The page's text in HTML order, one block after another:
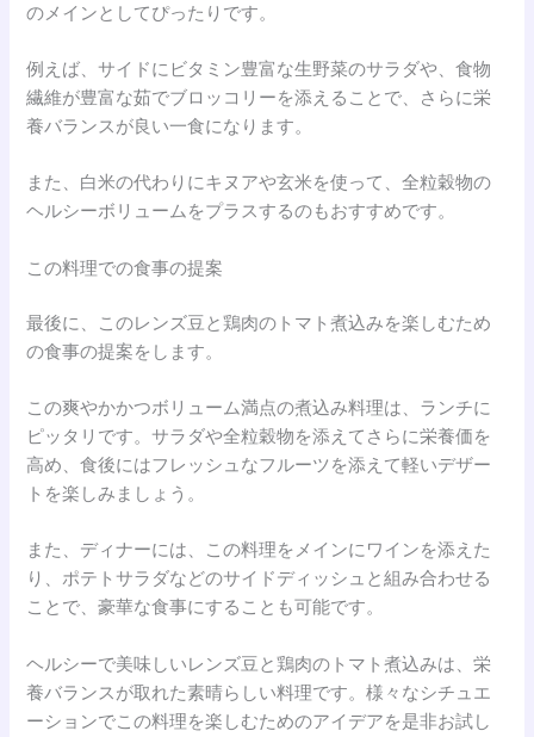
のメインとしてぴったりです。
例えば、サイドにビタミン豊富な生野菜のサラダや、食物
繊維が豊富な茹でブロッコリーを添えることで、さらに栄
養バランスが良い一食になります。
また、白米の代わりにキヌアや玄米を使って、全粒穀物の
ヘルシーボリュームをプラスするのもおすすめです。
この料理での食事の提案
最後に、このレンズ豆と鶏肉のトマト煮込みを楽しむため
の食事の提案をします。
この爽やかかつボリューム満点の煮込み料理は、ランチに
ピッタリです。サラダや全粒穀物を添えてさらに栄養価を
高め、食後にはフレッシュなフルーツを添えて軽いデザー
トを楽しみましょう。
また、ディナーには、この料理をメインにワインを添えた
り、ポテトサラダなどのサイドディッシュと組み合わせる
ことで、豪華な食事にすることも可能です。
ヘルシーで美味しいレンズ豆と鶏肉のトマト煮込みは、栄
養バランスが取れた素晴らしい料理です。様々なシチュエ
ーションでこの料理を楽しむためのアイデアを是非お試し